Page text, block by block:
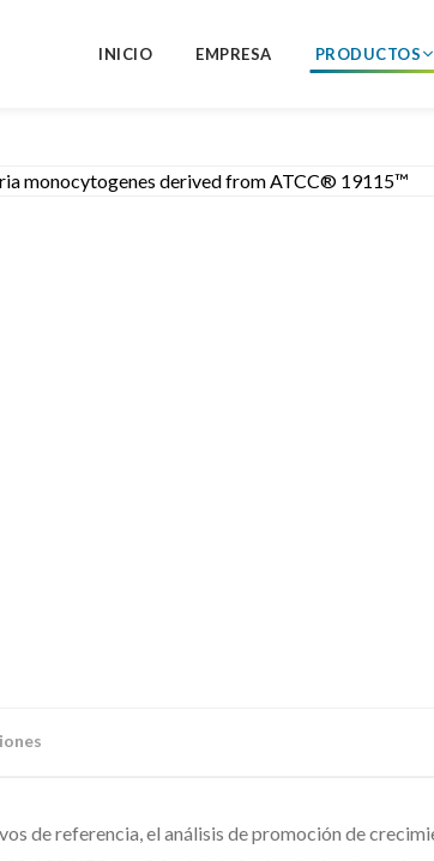
INICIO EMPRESA PRODUCTOS
de referencia, el análisis de promoción de